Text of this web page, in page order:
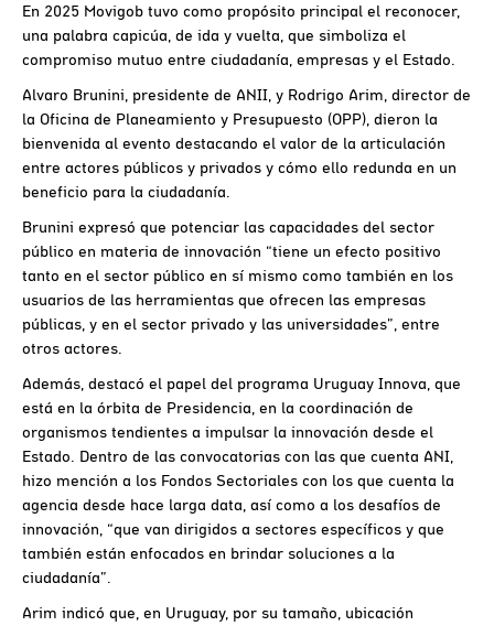
En 2025 Movigob tuvo como propósito principal el reconocer,
una palabra capicúa, de ida y vuelta, que simboliza el
compromiso mutuo entre ciudadanía, empresas y el Estado.
Alvaro Brunini, presidente de ANII, y Rodrigo Arim, director de
la Oficina de Planeamiento y Presupuesto (OPP), dieron la
bienvenida al evento destacando el valor de la articulación
entre actores públicos y privados y cómo ello redunda en un
beneficio para la ciudadanía.
Brunini expresó que potenciar las capacidades del sector
público en materia de innovación “tiene un efecto positivo
tanto en el sector público en sí mismo como también en los
usuarios de las herramientas que ofrecen las empresas
públicas, y en el sector privado y las universidades”, entre
otros actores.
Además, destacó el papel del programa Uruguay Innova, que
está en la órbita de Presidencia, en la coordinación de
organismos tendientes a impulsar la innovación desde el
Estado. Dentro de las convocatorias con las que cuenta ANI,
hizo mención a los Fondos Sectoriales con los que cuenta la
agencia desde hace larga data, así como a los desafíos de
innovación, “que van dirigidos a sectores específicos y que
también están enfocados en brindar soluciones a la
ciudadanía”.
Arim indicó que, en Uruguay, por su tamaño, ubicación